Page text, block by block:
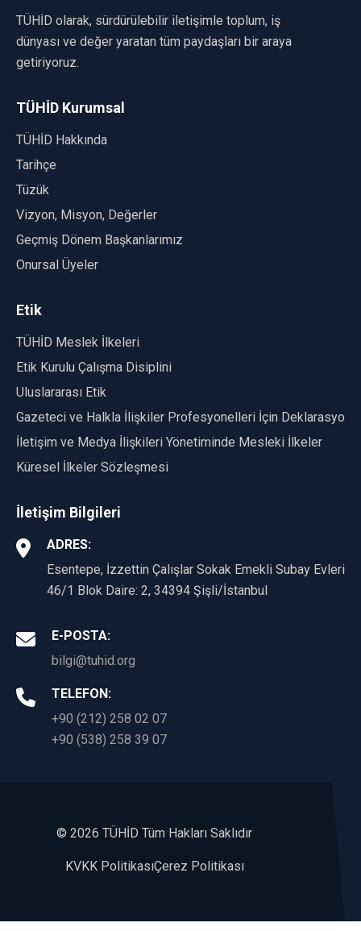
TÜHİD olarak, sürdürülebilir iletişimle toplum, iş
dünyası ve değer yaratan tüm paydaşları bir araya
getiriyoruz.
TÜHİD Kurumsal
TÜHİD Hakkında
Tarihçe
Tüzük
Vizyon, Misyon, Değerler
Geçmiş Dönem Başkanlarımız
Onursal Üyeler
Etik
TÜHİD Meslek İlkeleri
Etik Kurulu Çalışma Disiplini
Uluslararası Etik
Gazeteci ve Halkla İlişkiler Profesyonelleri İçin Deklarasyon
İletişim ve Medya İlişkileri Yönetiminde Mesleki İlkeler
Küresel İlkeler Sözleşmesi
İletişim Bilgileri
ADRES:
Esentepe, İzzettin Çalışlar Sokak Emekli Subay Evleri
46/1 Blok Daire: 2, 34394 Şişli/İstanbul
E-POSTA:
bilgi@tuhid.org
TELEFON:
+90 (212) 258 02 07
+90 (538) 258 39 07
© 2026 TÜHİD Tüm Hakları Saklıdır
KVKK PolitikasıÇerez Politikası